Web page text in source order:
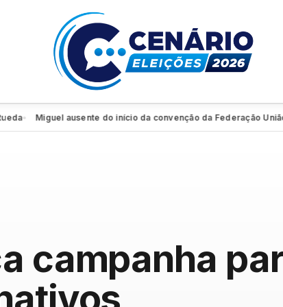
Miguel ausente do início da convenção da Federação União
campanha